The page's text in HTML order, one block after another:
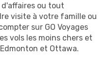
ou tout
visite à votre famille ou
sur GO Voyages
vols les moins chers et
et Ottawa.